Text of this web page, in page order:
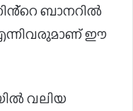
ബാനറിൽ
ഈ
വലിയ